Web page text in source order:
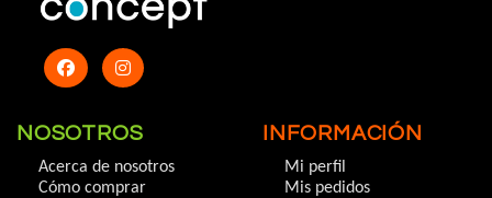
NOSOTROS
Acerca de nosotros
Cómo comprar
INFORMACIÓN
Mi perfil
Mis pedidos